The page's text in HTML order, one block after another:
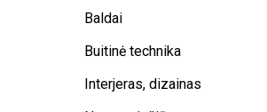
Baldai
Buitinė technika
Interjeras, dizainas